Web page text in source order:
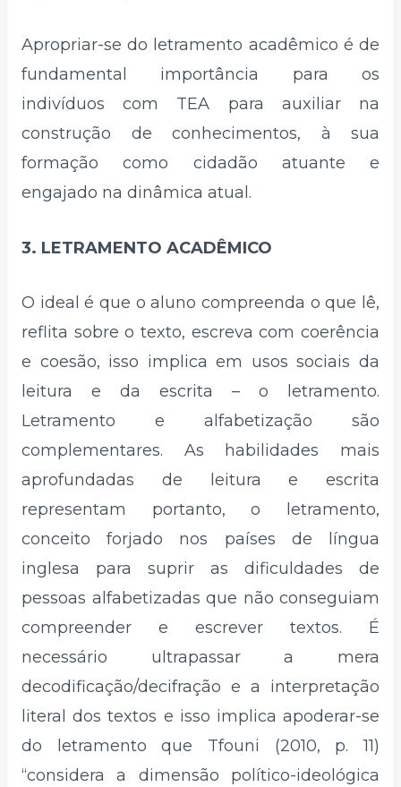
Apropriar-se do letramento acadêmico é de
fundamental importância para os
indivíduos com TEA para auxiliar na
construção de conhecimentos, à sua
formação como cidadão atuante e
engajado na dinâmica atual.
3. LETRAMENTO ACADÊMICO
O ideal é que o aluno compreenda o que lê,
reflita sobre o texto, escreva com coerência
e coesão, isso implica em usos sociais da
leitura e da escrita – o letramento.
Letramento e alfabetização são
complementares. As habilidades mais
aprofundadas de leitura e escrita
representam portanto, o letramento,
conceito forjado nos países de língua
inglesa para suprir as dificuldades de
pessoas alfabetizadas que não conseguiam
compreender e escrever textos. É
necessário ultrapassar a mera
decodificação/decifração e a interpretação
literal dos textos e isso implica apoderar-se
do letramento que Tfouni (2010, p. 11)
“considera a dimensão político-ideológica